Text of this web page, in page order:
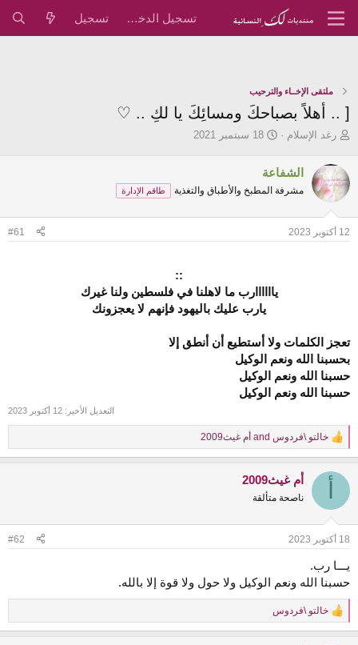
تسجيل الدخول تسجيل
ملتقى الإخــاء والترحيب
[ .. أهلاً بصباحكَ ومسائِكَ يا لكِ .. ♡
ب
د
ئ
ا
و
رغد الإسلام
ت
ي
خ
ل
18 سبتمبر 2021
الشفاعة
مشرفة المطبخ والأطباق والتغذية طاقم الإدارة
12 أكتوبر 2023 #61
::
ياااااارب ما لاهلنا في فلسطين ولنا غيرك
يارب عليك باليهود فإنهم لا يعجزونك
تعجز الكلمات ولا أستطيع أن أنطق إلا
بحسبنا الله ونعم الوكيل
حسبنا الله ونعم الوكيل
حسبنا الله ونعم الوكيل
التعديل الأخير: 12 أكتوبر 2023
R
e
c
i
s
خالتو \فردوس أم غيث2009
أم غيث2009
ناصحة متألقة
18 أكتوبر 2023 #62
يـــا رب.
حسبنا الله ونعم الوكيل ولا حول ولا قوة إلا بالله.
R
e
خالتو \فردوس